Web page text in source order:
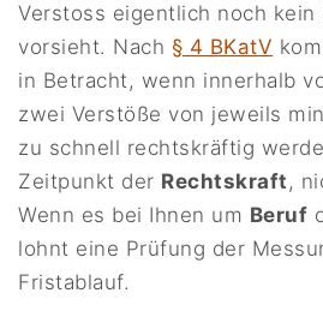
Verstoss eigentlich noch kein
vorsieht. Nach § 4 BKatV
in Betracht, wenn innerhalb
zwei Verstöße von jeweils
zu schnell rechtskräftig
Zeitpunkt der Rechtskraft,
Wenn es bei Ihnen um Beruf
lohnt eine Prüfung der
Fristablauf.